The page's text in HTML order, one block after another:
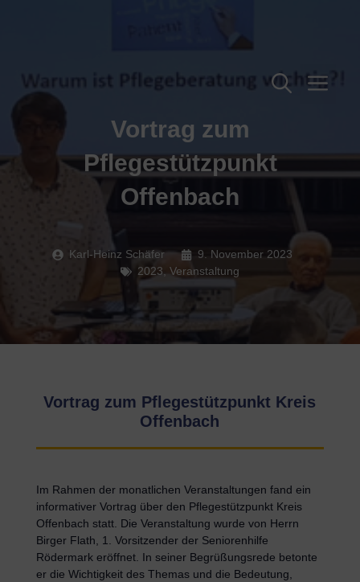
Vortrag zum
Pflegestützpunkt
Offenbach
Karl-Heinz Schäfer
9. November 2023
2023 Veranstaltung
Vortrag zum Pflegestützpunkt Kreis
Offenbach
Im Rahmen der monatlichen Veranstaltungen fand ein
informativer Vortrag über den Pflegestützpunkt Kreis
Offenbach statt. Die Veranstaltung wurde von Herrn
Birger Flath, 1. Vorsitzender der Seniorenhilfe
Rödermark eröffnet. In seiner Begrüßungsrede betonte
er die Wichtigkeit des Themas und die Bedeutung,